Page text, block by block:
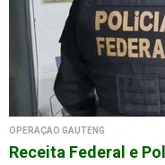
OPERAÇÃO GAUTENG
Receita Federal e